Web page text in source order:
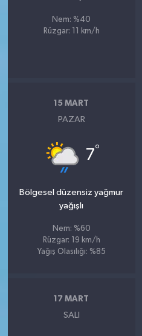
Nem: %40
Rüzgar: 11 km/h
15 MART
PAZAR
7°
Bölgesel düzensiz yağmur
yağışlı
Nem: %60
Rüzgar: 19 km/h
Yağış Olasılığı: %85
17 MART
SALI